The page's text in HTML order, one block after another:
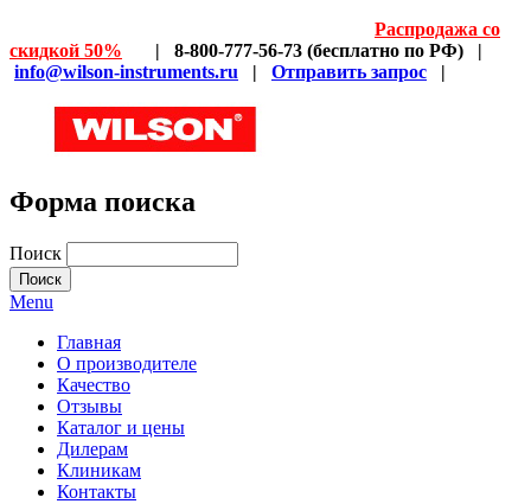
Распродажа со
скидкой 50% | 8-800-777-56-73 (бесплатно по РФ) |
info@wilson-instruments.ru | Отправить запрос |
Форма поиска
Поиск
Menu
Главная
О производителе
Качество
Отзывы
Каталог и цены
Дилерам
Клиникам
Контакты